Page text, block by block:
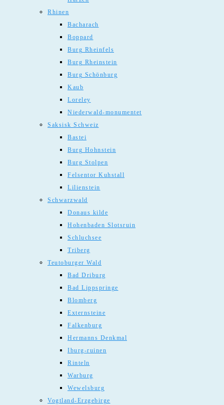
Rhinen
Bacharach
Boppard
Burg Rheinfels
Burg Rheinstein
Burg Schönburg
Kaub
Loreley
Niederwald-monumentet
Saksisk Schweiz
Bastei
Burg Hohnstein
Burg Stolpen
Felsentor Kuhstall
Lilienstein
Schwarzwald
Donaus kilde
Hohenbaden Slotsruin
Schluchsee
Triberg
Teutoburger Wald
Bad Driburg
Bad Lippspringe
Blomberg
Externsteine
Falkenburg
Hermanns Denkmal
Iburg-ruinen
Rinteln
Warburg
Wewelsburg
Vogtland-Erzgebirge